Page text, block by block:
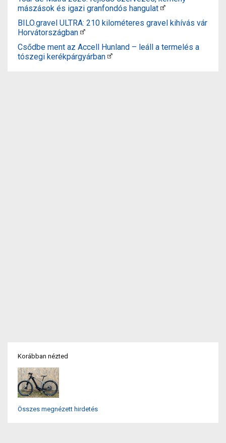
mászások és igazi granfondós hangulat
BILO.gravel ULTRA: 210 kilométeres gravel kihívás vár
Horvátországban
Csődbe ment az Accell Hunland – leáll a termelés a
tószegi kerékpárgyárban
Korábban nézted
Összes megnézett hirdetés